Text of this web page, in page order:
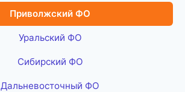
Приволжский ФО
Уральский ФО
Сибирский ФО
Дальневосточный ФО